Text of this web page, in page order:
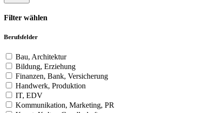
Filter wählen
Berufsfelder
Bau, Architektur
Bildung, Erziehung
Finanzen, Bank, Versicherung
Handwerk, Produktion
IT, EDV
Kommunikation, Marketing, PR